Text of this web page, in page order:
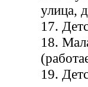
улица,
17.
18.
19.